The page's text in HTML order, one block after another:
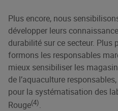
Plus encore, nous
développer leurs
durabilité sur ce secteur. Plus
formons les responsables
mieux sensibiliser les
de l’aquaculture
pour la systématisation des
Rouge(4).